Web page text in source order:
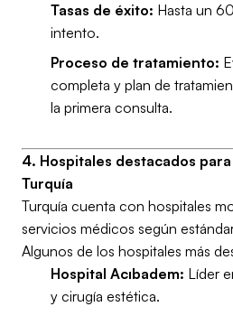
Tasas de éxito: Hasta un
intento.
Proceso de tratamiento:
completa y plan de
la primera consulta.
4. Hospitales destacados
Turquía
Turquía cuenta con hospitales
servicios médicos según
Algunos de los hospitales más
Hospital Acıbadem: Líder
y cirugía estética.